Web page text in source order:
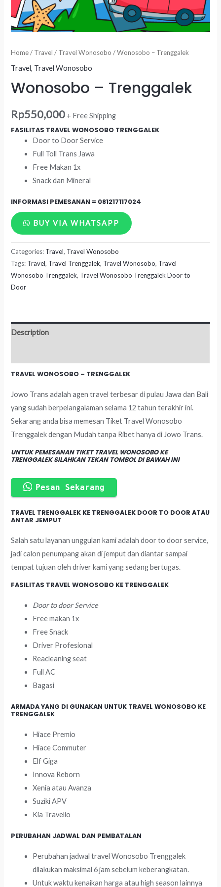
Home/ Travel / Travel Wonosobo / Wonosobo – Trenggalek
Travel, Travel Wonosobo
Wonosobo – Trenggalek
Rp550,000 + Free Shipping
FASILITAS TRAVEL WONOSOBO TRENGGALEK
Door to Door Service
Full Toll Trans Jawa
Free Makan 1x
Snack dan Mineral
INFORMASI PEMESANAN = 081217117024
BUY VIA WHATSAPP
Wonosobo
-
Trenggalek
Categories: Travel, Travel Wonosobo
Tags: Travel, Travel Trenggalek, Travel Wonosobo, Travel
Wonosobo Trenggalek, Travel Wonosobo Trenggalek Door to
Door
Description
TRAVEL WONOSOBO – TRENGGALEK
Jowo Trans adalah agen travel terbesar di pulau Jawa dan Bali
yang sudah berpelangalaman selama 12 tahun terakhir ini.
Sekarang anda bisa memesan Tiket Travel Wonosobo
Trenggalek dengan Mudah tanpa Ribet hanya di Jowo Trans.
UNTUK PEMESANAN TIKET TRAVEL WONOSOBO KE
TRENGGALEK SILAHKAN TEKAN TOMBOL DI BAWAH INI
Pesan Sekarang
TRAVEL TRENGGALEK KE TRENGGALEK DOOR TO DOOR ATAU
ANTAR JEMPUT
Salah satu layanan unggulan kami adalah door to door service,
jadi calon penumpang akan di jemput dan diantar sampai
tempat tujuan oleh driver kami yang sedang bertugas.
FASILITAS TRAVEL WONOSOBO KE TRENGGALEK
Door to door Service
Free makan 1x
Free Snack
Driver Profesional
Reacleaning seat
Full AC
Bagasi
ARMADA YANG DI GUNAKAN UNTUK TRAVEL WONOSOBO KE
TRENGGALEK
Hiace Premio
Hiace Commuter
Elf Giga
Innova Reborn
Xenia atau Avanza
Suziki APV
Kia Travelio
PERUBAHAN JADWAL DAN PEMBATALAN
Perubahan jadwal travel Wonosobo Trenggalek
dilakukan maksimal 6 jam sebelum keberangkatan.
Untuk waktu kenaikan harga atau high season lainnya